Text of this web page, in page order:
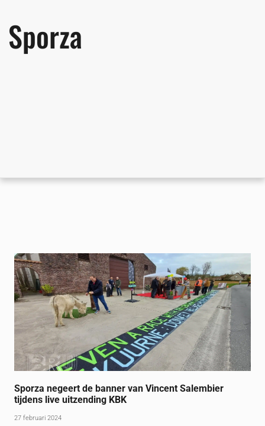
Sporza
Sporza negeert de banner van Vincent Salembier
tijdens live uitzending KBK
27 februari 2024